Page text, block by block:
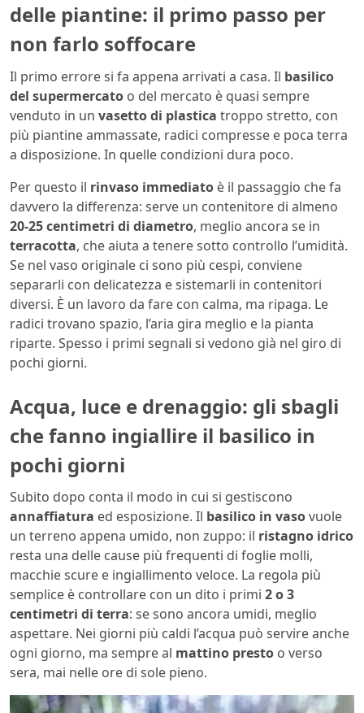
delle piantine: il primo passo per
non farlo soffocare
Il primo errore si fa appena arrivati a casa. Il basilico
del supermercato o del mercato è quasi sempre
venduto in un vasetto di plastica troppo stretto, con
più piantine ammassate, radici compresse e poca terra
a disposizione. In quelle condizioni dura poco.
Per questo il rinvaso immediato è il passaggio che fa
davvero la differenza: serve un contenitore di almeno
20-25 centimetri di diametro, meglio ancora se in
terracotta, che aiuta a tenere sotto controllo l’umidità.
Se nel vaso originale ci sono più cespi, conviene
separarli con delicatezza e sistemarli in contenitori
diversi. È un lavoro da fare con calma, ma ripaga. Le
radici trovano spazio, l’aria gira meglio e la pianta
riparte. Spesso i primi segnali si vedono già nel giro di
pochi giorni.
Acqua, luce e drenaggio: gli sbagli
che fanno ingiallire il basilico in
pochi giorni
Subito dopo conta il modo in cui si gestiscono
annaffiatura ed esposizione. Il basilico in vasovuole
un terreno appena umido, non zuppo: il ristagno idrico
resta una delle cause più frequenti di foglie molli,
macchie scure e ingiallimento veloce. La regola più
semplice è controllare con un dito i primi 2 o 3
centimetri di terra: se sono ancora umidi, meglio
aspettare. Nei giorni più caldi l’acqua può servire anche
ogni giorno, ma sempre al mattino presto o verso
sera, mai nelle ore di sole pieno.